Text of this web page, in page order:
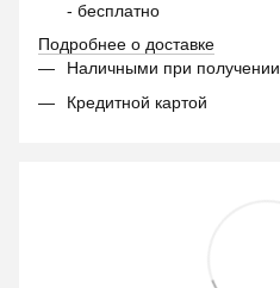
- бесплатно
Подробнее о доставке
Наличными при получении
Кредитной картой